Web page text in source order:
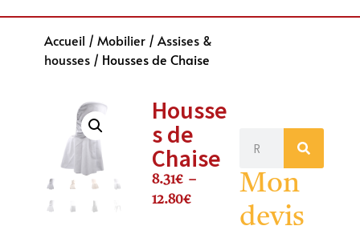
Accueil / Mobilier/ Assises &
housses/ Housses de Chaise
Housse
s de
Chaise
8.31€ –
12.80€
Mon
devis